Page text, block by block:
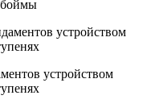
устройством